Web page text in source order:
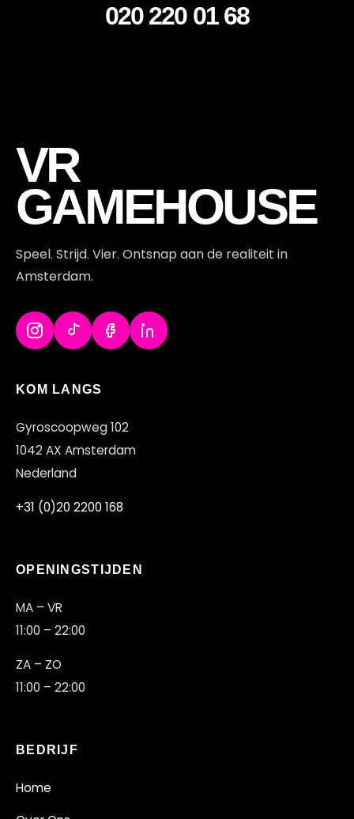
020 220 01 68
VR
GAMEHOUSE
Speel. Strijd. Vier. Ontsnap aan de realiteit in
Amsterdam.
KOM LANGS
Gyroscoopweg 102
1042 AX Amsterdam
Nederland
+31 (0)20 2200 168
OPENINGSTIJDEN
MA – VR
11:00 – 22:00
ZA – ZO
11:00 – 22:00
BEDRIJF
Home